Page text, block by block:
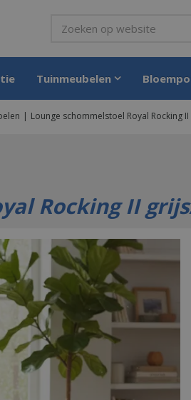
Lounge schommelstoel Royal Rocking
Tuinmeubelen
Rocking II